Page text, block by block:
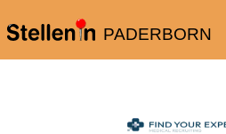
PADERBORN